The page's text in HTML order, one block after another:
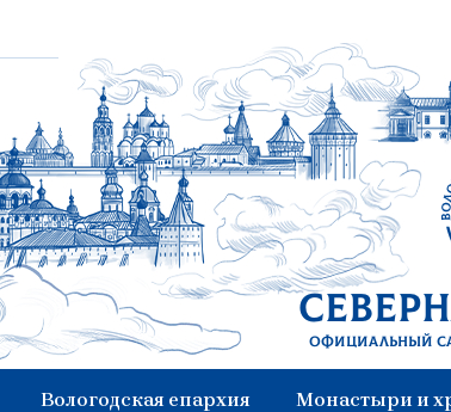
Официальный
Вологодская епархия Монастыри и